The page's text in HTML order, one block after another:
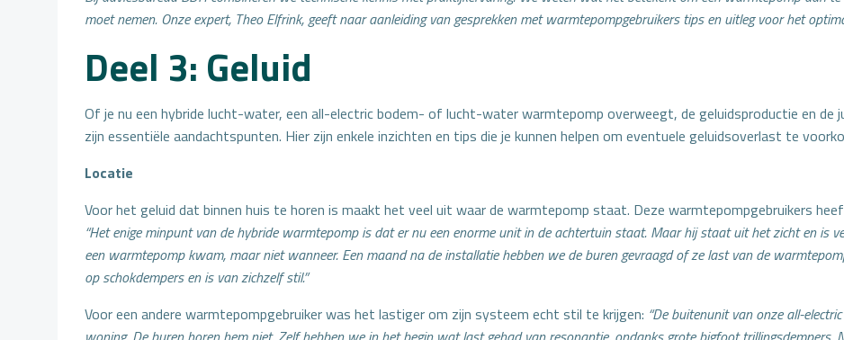
moet nemen. Onze expert, Theo Elfrink, geeft naar aanleiding van gesprekken met warmtepompgebruikers tips en uitleg voor het
Deel 3: Geluid
Of je nu een hybride lucht-water, een all-electric bodem- of lucht-water warmtepomp overweegt, de geluidsproductie en de
zijn essentiële aandachtspunten. Hier zijn enkele inzichten en tips die je kunnen helpen om eventuele geluidsoverlast te
Locatie
Voor het geluid dat binnen huis te horen is maakt het veel uit waar de warmtepomp staat. Deze warmtepompgebruikers
“Het enige minpunt van de hybride warmtepomp is dat er nu een enorme unit in de achtertuin staat. Maar hij staat uit het zicht en is
een warmtepomp kwam, maar niet wanneer. Een maand na de installatie hebben we de buren gevraagd of ze last van de
op schokdempers en is van zichzelf stil.”
Voor een andere warmtepompgebruiker was het lastiger om zijn systeem echt stil te krijgen: “De buitenunit van onze all-